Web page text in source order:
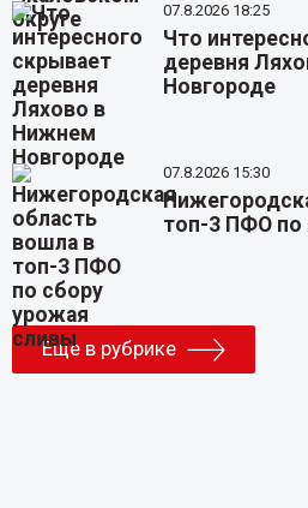
07.8.2026 18:25
Что
деревня
Новгороде
07.8.2026 15:30
топ-3 ПФО по
Еще в рубрике